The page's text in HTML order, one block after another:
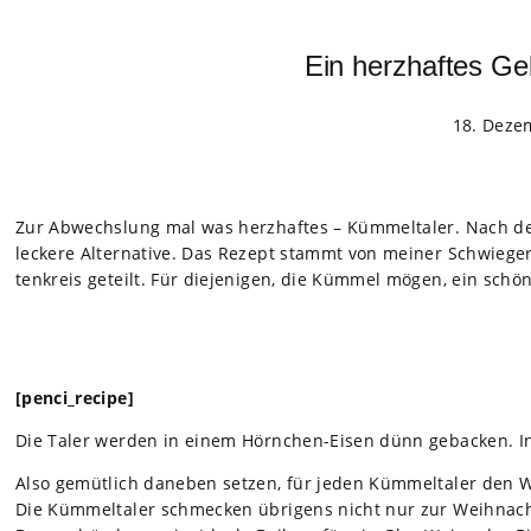
Ein herzhaftes
18.
Zur Abwechs­lung mal was herz­haf­tes – Küm­mel­ta­ler. Nach
leckere Alter­na­tive. Das Rezept stammt von mei­ner
ten­kreis geteilt. Für die­je­ni­gen, die Küm­mel mögen, ein
[penci_recipe]
Die Taler wer­den in einem Hörn­chen-Eisen dünn geba­cken.
Also gemüt­lich dane­ben set­zen, für jeden Küm­mel­ta­ler den
Die Küm­mel­ta­ler schme­cken übri­gens nicht nur zur